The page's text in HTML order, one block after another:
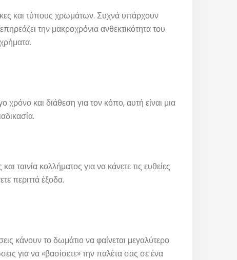
και τύπους χρωμάτων. Συχνά υπάρχουν
την μακροχρόνια ανθεκτικότητα του
χρόνο και διάθεση για τον κόπο, αυτή είναι μια
ταινία κολλήματος για να κάνετε τις ευθείες
περιττά έξοδα.
κάνουν το δωμάτιο να φαίνεται μεγαλύτερο
για να «βασίσετε» την παλέτα σας σε ένα